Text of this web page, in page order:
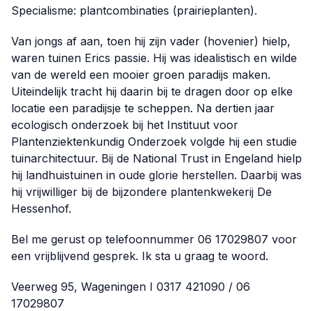
Specialisme: plantcombinaties (prairieplanten).
Van jongs af aan, toen hij zijn vader (hovenier) hielp,
waren tuinen Erics passie. Hij was idealistisch en wilde
van de wereld een mooier groen paradijs maken.
Uiteindelijk tracht hij daarin bij te dragen door op elke
locatie een paradijsje te scheppen. Na dertien jaar
ecologisch onderzoek bij het Instituut voor
Plantenziektenkundig Onderzoek volgde hij een studie
tuinarchitectuur. Bij de National Trust in Engeland hielp
hij landhuistuinen in oude glorie herstellen. Daarbij was
hij vrijwilliger bij de bijzondere plantenkwekerij De
Hessenhof.
Bel me gerust op telefoonnummer 06 17029807 voor
een vrijblijvend gesprek. Ik sta u graag te woord.
Veerweg 95, Wageningen I 0317 421090 / 06
17029807